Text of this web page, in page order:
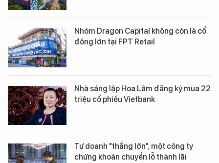
Nhóm Dragon Capital không còn là cổ
đông lớn tại FPT Retail
Nhà sáng lập Hoa Lâm đăng ký mua 22
triệu cổ phiếu Vietbank
Tự doanh "thắng lớn", một công ty
chứng khoán chuyển lỗ thành lãi